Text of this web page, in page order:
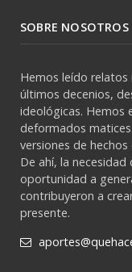
SOBRE NOSOTROS
Hemos leído
últimos decenios,
ideológicas. Hemos
deformados
versiones de
De ahí, la
oportunidad a
contribuyeron a
presente.